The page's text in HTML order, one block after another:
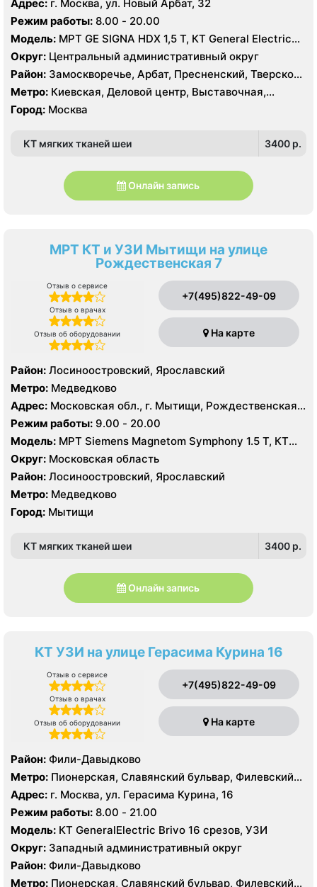
Арбатская, Краснопресненская, Кропоткинская, Парк
Культуры, Смоленская, Улица 1905 года,
Александровский сад
Адрес: г. Москва, ул. Новый Арбат, 32
Режим работы: 8.00 - 20.00
Модель: МРТ GE SIGNA HDX 1,5 T, КТ General Electric
VCT 64 среза, УЗИ GE Logiq E9, GE Vivid E9, GE Voluson
Округ: Центральный административный округ
Район: Замоскворечье, Арбат, Пресненский, Тверской,
Хамовники
Метро: Киевская, Деловой центр, Выставочная,
Боровицкая, Библиотека им. Ленина, Баррикадная,
Арбатская, Краснопресненская, Кропоткинская, Парк
Александровский сад
Город: Москва
КТ мягких тканей шеи 3400 p.
Онлайн запись
МРТ КТ и УЗИ Мытищи на улице
Рождественская 7
Отзыв о сервисе
Отзыв о врачах
Отзыв об оборудовании
+7(495)822-49-09
На карте
Район: Лосиноостровский, Ярославский
Метро: Медведково
Адрес: Московская обл., г. Мытищи, Рождественская
ул., 7
Режим работы: 9.00 - 20.00
Модель: МРТ Siemens Magnetom Symphony 1.5 Т, КТ
Siemens SOMATOM Emotion 16 срезов, УЗИ Philips
Ultrasound HD9
Округ: Московская область
Район: Лосиноостровский, Ярославский
Метро: Медведково
Город: Мытищи
КТ мягких тканей шеи 3400 p.
Онлайн запись
КТ УЗИ на улице Герасима Курина 16
Отзыв о сервисе
Отзыв о врачах
Отзыв об оборудовании
+7(495)822-49-09
На карте
Район: Фили-Давыдково
Метро: Пионерская, Славянский бульвар, Филевский
парк
Адрес: г. Москва, ул. Герасима Курина, 16
Режим работы: 8.00 - 21.00
Модель: КТ GeneralElectric Brivo 16 срезов, УЗИ
Округ: Западный административный округ
Район: Фили-Давыдково
Метро: Пионерская, Славянский бульвар, Филевский